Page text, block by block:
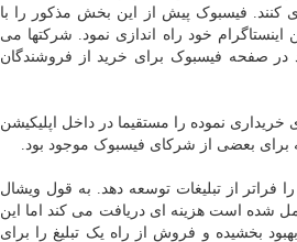
کنند. فیسبوک پیش از این بخش مذکور را با
خود راه اندازی نمود. شرکتها می
در صفحه فیسبوک برای خرید از فروشندگان
نموده را مستقیما در داخل اپلیکیشن
از تبلیغات توسعه دهد. به قول ویشال
شده است هزینه ای دریافت می کند اما این
بخشیده و فروش از راه یک تبلیغ را برای